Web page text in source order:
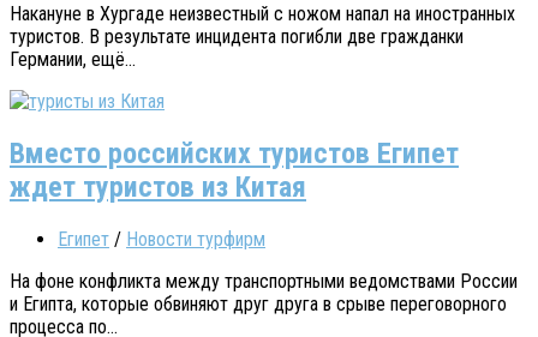
Накануне в Хургаде неизвестный с ножом напал на иностранных
туристов. В результате инцидента погибли две гражданки
Германии, ещё...
Вместо российских туристов Египет
ждет туристов из Китая
Египет / Новости турфирм
На фоне конфликта между транспортными ведомствами России
и Египта, которые обвиняют друг друга в срыве переговорного
процесса по...